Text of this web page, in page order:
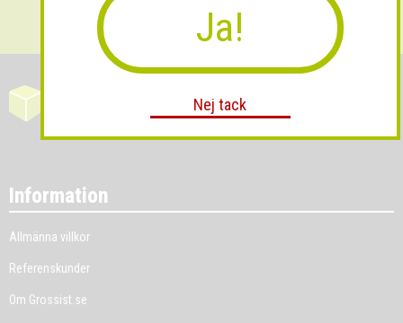
Information
Allmänna villkor
Referenskunder
Om Grossist.se
Ja!
Nej tack